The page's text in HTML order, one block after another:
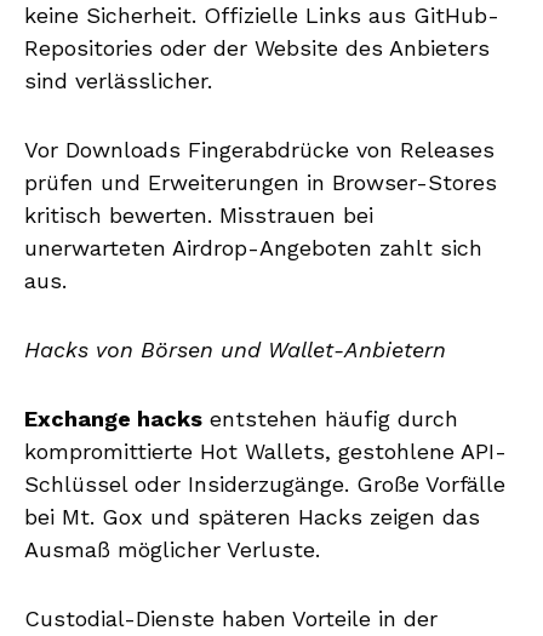
keine Sicherheit. Offizielle Links aus GitHub-
Repositories oder der Website des Anbieters
sind verlässlicher.
Vor Downloads Fingerabdrücke von Releases
prüfen und Erweiterungen in Browser-Stores
kritisch bewerten. Misstrauen bei
unerwarteten Airdrop-Angeboten zahlt sich
aus.
Hacks von Börsen und Wallet-Anbietern
Exchange hacks entstehen häufig durch
kompromittierte Hot Wallets, gestohlene API-
Schlüssel oder Insiderzugänge. Große Vorfälle
bei Mt. Gox und späteren Hacks zeigen das
Ausmaß möglicher Verluste.
Custodial-Dienste haben Vorteile in der